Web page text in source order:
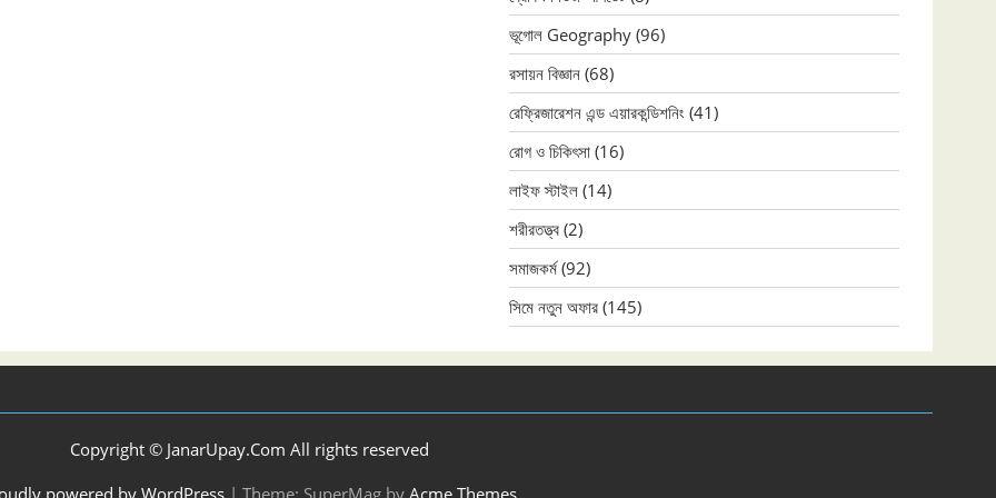
ভূগোল Geography (96)
রসায়ন বিজ্ঞান (68)
রেফ্রিজারেশন এন্ড এয়ারকন্ডিশনিং (41)
রোগ ও চিকিৎসা (16)
লাইফ স্টাইল (14)
শরীরতত্ত্ব (2)
সমাজকর্ম(92)
সিমে নতুন ‍অফার (145)
Copyright © JanarUpay.Com All rights reserved
powered by WordPress | Theme: SuperMag by Acme Themes